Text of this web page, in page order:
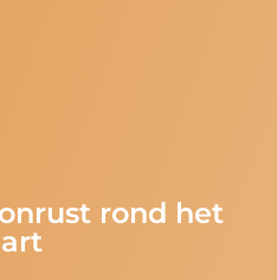
rond het